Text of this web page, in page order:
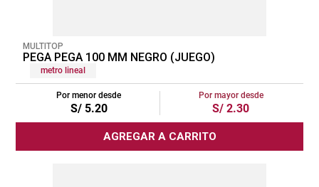
MULTITOP
PEGA PEGA 100 MM NEGRO (JUEGO)
metro lineal
Por menor desde
S/ 5.20
Por mayor desde
S/ 2.30
AGREGAR A CARRITO